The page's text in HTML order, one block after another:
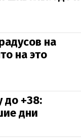
на
на это
до +38:
дни